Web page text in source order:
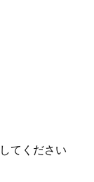
ムワイナリー
前菜やチーズ
ループも歓迎
てください